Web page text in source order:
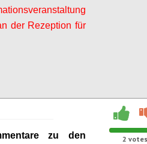
der Rezeption für
zu den
2 votes